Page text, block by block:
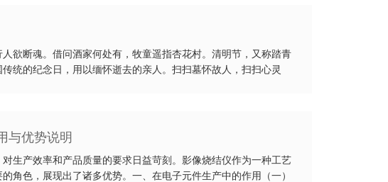
欲断魂。借问酒家何处有，牧童遥指杏花村。清明节，又称踏青
统的纪念日，用以缅怀逝去的亲人。扫扫墓怀故人，扫扫心灵
与优势说明
生产效率和产品质量的要求日益苛刻。影像烧结仪作为一种工艺
角色，展现出了诸多优势。一、在电子元件生产中的作用（一）